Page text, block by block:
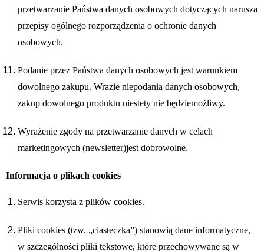
przetwarzanie Państwa danych osobowych dotyczących narusza
przepisy ogólnego rozporządzenia o ochronie danych
osobowych.
Podanie przez Państwa danych osobowych jest warunkiem
dowolnego zakupu. Wrazie niepodania danych osobowych,
zakup dowolnego produktu niestety nie będziemożliwy.
Wyrażenie zgody na przetwarzanie danych w celach
marketingowych (newsletter)jest dobrowolne.
Informacja o plikach cookies
Serwis korzysta z plików cookies.
Pliki cookies (tzw. „ciasteczka”) stanowią dane informatyczne,
w szczególności pliki tekstowe, które przechowywane są w